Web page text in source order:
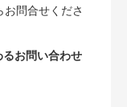
問合せくださ
お問い合わせ